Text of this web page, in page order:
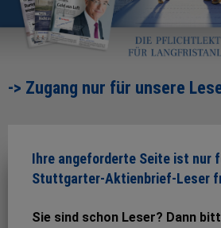
-> Zugang nur für unsere
Ihre angeforderte Seite ist nur
Stuttgarter-Aktienbrief-Leser
Sie sind schon Leser? Dann